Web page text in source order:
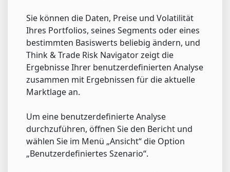
Sie können die Daten, Preise und Volatilität
Ihres Portfolios, seines Segments oder eines
bestimmten Basiswerts beliebig ändern, und
Think & Trade Risk Navigator zeigt die
Ergebnisse Ihrer benutzerdefinierten Analyse
zusammen mit Ergebnissen für die aktuelle
Marktlage an.
Um eine benutzerdefinierte Analyse
durchzuführen, öffnen Sie den Bericht und
wählen Sie im Menü „Ansicht“ die Option
„Benutzerdefiniertes Szenario“.